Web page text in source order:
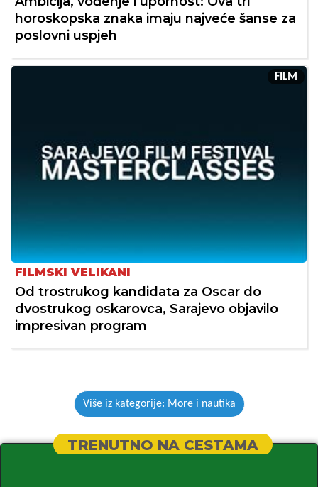
horoskopska znaka imaju najveće šanse za
poslovni uspjeh
FILM
FILMSKI VELIKANI
Od trostrukog kandidata za Oscar do
dvostrukog oskarovca, Sarajevo objavilo
impresivan program
Više iz kategorije: More i nautika
TRENUTNO NA CESTAMA